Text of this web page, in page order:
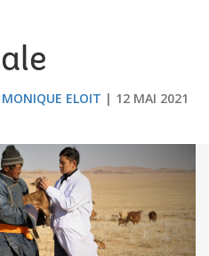
MONIQUE ELOIT 12 MAI 2021